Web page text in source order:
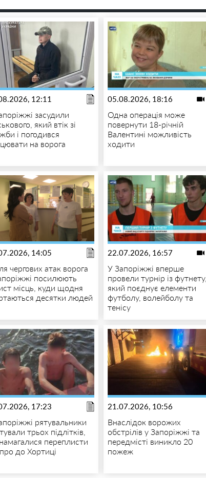
12:11
засудили
який втік зі
і погодився
на ворога
05.08.2026, 18:16
Одна операція може
повернути 18-річній
Валентині можливість
ходити
14:05
чергових атак ворога
посилюють
місць, куди щодня
десятки людей
22.07.2026, 16:57
У Запоріжжі вперше
провели турнір із футнету,
який поєднує елементи
футболу, волейболу та
тенісу
17:23
рятувальники
трьох підлітків,
намагалися переплисти
до Хортиці
21.07.2026, 10:56
Внаслідок ворожих
обстрілів у Запоріжжі та
передмісті виникло 20
пожеж